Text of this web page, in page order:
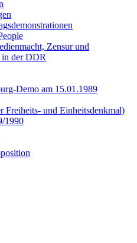
Zensur und
der DDR
Demo am 15.01.1989
Freiheits- und Einheitsdenkmal)
1990